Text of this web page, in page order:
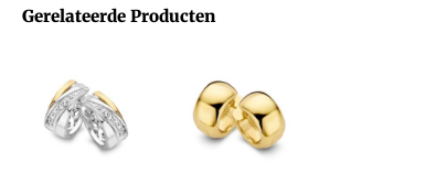
Gerelateerde Producten